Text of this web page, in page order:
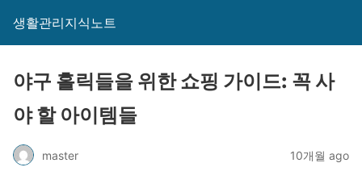
생활관리지식노트
야구 홀릭들을 위한 쇼핑 가이드: 꼭 사
야 할 아이템들
master 10개월 ago